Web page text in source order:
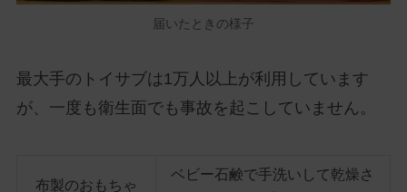
届いたときの様子
最大手のトイサブは1万人以上が利用しています
が、一度も衛生面でも事故を起こしていません。
布製のおもちゃ
ベビー石鹸で手洗いして乾燥さ